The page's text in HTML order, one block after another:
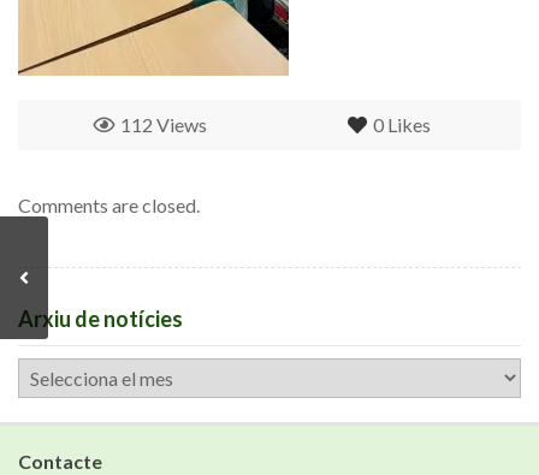
0 Likes
112 Views
Comments are closed.
Arxiu de notícies
Arxiu
de
notícies
Contacte